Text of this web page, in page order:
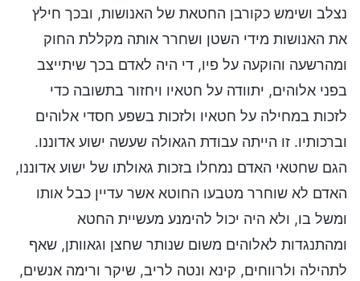
נצלב ושימש כקורבן החטאת של האנושות, ובכך חילץ
את האנושות מידי השטן ושחרר אותה מקללת החוק
ומהרשעה והוקעה על פיו, די היה לאדם בכך שיתייצב
בפני אלוהים, יתוודה על חטאיו ויחזור בתשובה כדי
לזכות במחילה על חטאיו ולזכות בשפע חסדי אלוהים
וברכותיו. זו הייתה עבודת הגאולה שעשה ישוע אדוננו.
הגם שחטאי האדם נמחלו בזכות גאולתו של ישוע אדוננו,
האדם לא שוחרר מטבעו החוטא אשר עדיין כבל אותו
ומשל בו, ולא היה יכול להימנע מעשיית החטא
ומהתנגדות לאלוהים משום שנותר שחצן וגאוותן, שאף
לתהילה ולרווחים, קינא ונטה לריב, שיקר ורימה אנשים,